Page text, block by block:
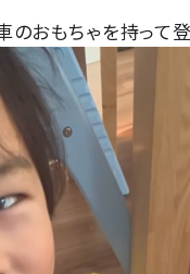
のおもちゃを持って